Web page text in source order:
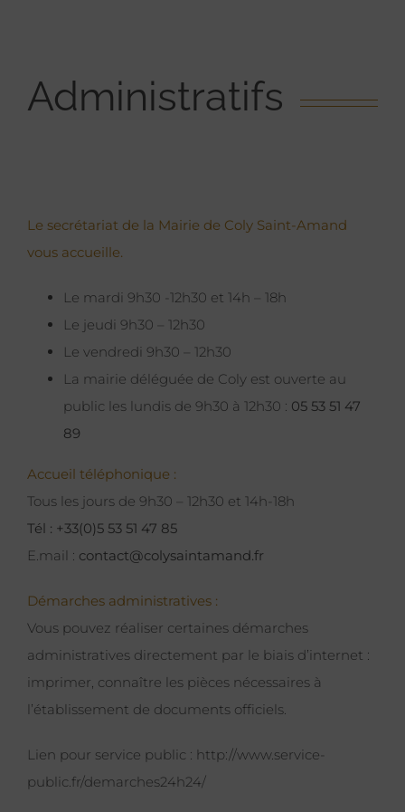
Administratifs
Le secrétariat de la Mairie de Coly Saint-Amand
vous accueille.
Le mardi 9h30 -12h30 et 14h – 18h
Le jeudi 9h30 – 12h30
Le vendredi 9h30 – 12h30
La mairie déléguée de Coly est ouverte au
public les lundis de 9h30 à 12h30 : 05 53 51 47
89
Accueil téléphonique :
Tous les jours de 9h30 – 12h30 et 14h-18h
Tél : +33(0)5 53 51 47 85
E.mail : contact@colysaintamand.fr
Démarches administratives :
Vous pouvez réaliser certaines démarches
administratives directement par le biais d’internet :
imprimer, connaître les pièces nécessaires à
l’établissement de documents officiels.
Lien pour service public : http://www.service-
public.fr/demarches24h24/